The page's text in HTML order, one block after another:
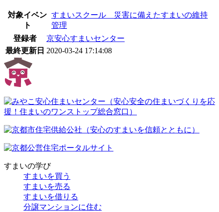
対象イベン
ト
すまいスクール 災害に備えたすまいの維持
管理
登録者
京安心すまいセンター
最終更新日 2020-03-24 17:14:08
すまいの学び
すまいを買う
すまいを売る
すまいを借りる
分譲マンションに住む